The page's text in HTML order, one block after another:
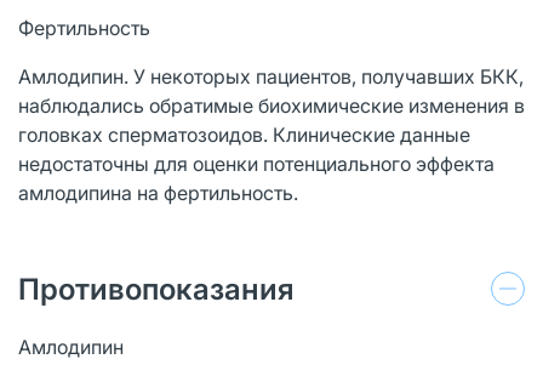
Фертильность
Амлодипин. У некоторых пациентов, получавших БКК,
наблюдались обратимые биохимические изменения в
головках сперматозоидов. Клинические данные
недостаточны для оценки потенциального эффекта
амлодипина на фертильность.
Противопоказания
Амлодипин